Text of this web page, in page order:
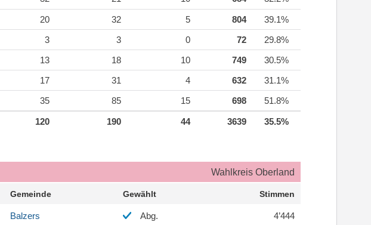
20 32 5 804
39.1%
3 3 0 72
29.8%
13 18 10 749
30.5%
17 31 4 632
31.1%
35 85 15 698 51.8%
120 190 44 3639 35.5%
Wahlkreis Oberland
Gemeinde Gewählt Stimmen
Balzers Abg. 4’444